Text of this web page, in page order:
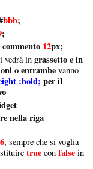
bbb;
;
12px;
vedrà in grassetto e in
o entrambe vanno
:bold; per il
nella riga
, sempre che si voglia
true con false in